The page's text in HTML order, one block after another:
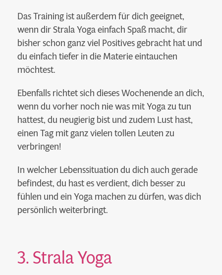
Das Training ist außerdem für dich geeignet,
wenn dir Strala Yoga einfach Spaß macht, dir
bisher schon ganz viel Positives gebracht hat und
du einfach tiefer in die Materie eintauchen
möchtest.
Ebenfalls richtet sich dieses Wochenende an dich,
wenn du vorher noch nie was mit Yoga zu tun
hattest, du neugierig bist und zudem Lust hast,
einen Tag mit ganz vielen tollen Leuten zu
verbringen!
In welcher Lebenssituation du dich auch gerade
befindest, du hast es verdient, dich besser zu
fühlen und ein Yoga machen zu dürfen, was dich
persönlich weiterbringt.
3. Strala Yoga